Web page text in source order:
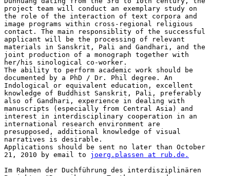
project team will conduct an exemplary study on
the role of the interaction of text corpora and
image programs within cross-regional religious
contact. The main responsiblity of the successful
applicant will be the processing of relevant
materials in Sanskrit, Pali and Gandhari, and the
joint production of a monograph together with
her/his sinological co-worker.
The ability to perform academic work should be
documented by a PhD / Dr. Phil degree. An
Indological or equivalent education, excellent
knowledge of Buddhist Sanskrit, Pali, preferably
also of Gandhari, experience in dealing with
manuscripts (especially from Central Asia) and
interest in interdisciplinary cooperation in an
international research environment are
presupposed, additional knowledge of visual
narratives is desirable.
Applications should be sent no later than October
21, 2010 by email to joerg.plassen at rub.de.
Im Rahmen der Duchführung des interdisziplinären